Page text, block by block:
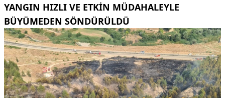
YANGIN HIZLI VE ETKIN MÜDAHALEYLE
BÜYÜMEDEN SÖNDÜRÜLDÜ